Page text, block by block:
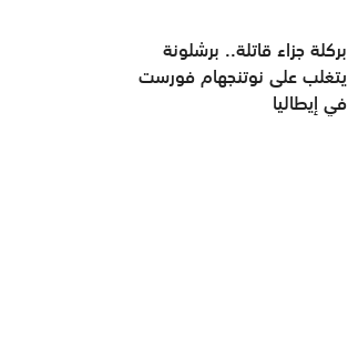
بركلة جزاء قاتلة.. برشلونة
يتغلب على نوتنجهام فورست
في إيطاليا